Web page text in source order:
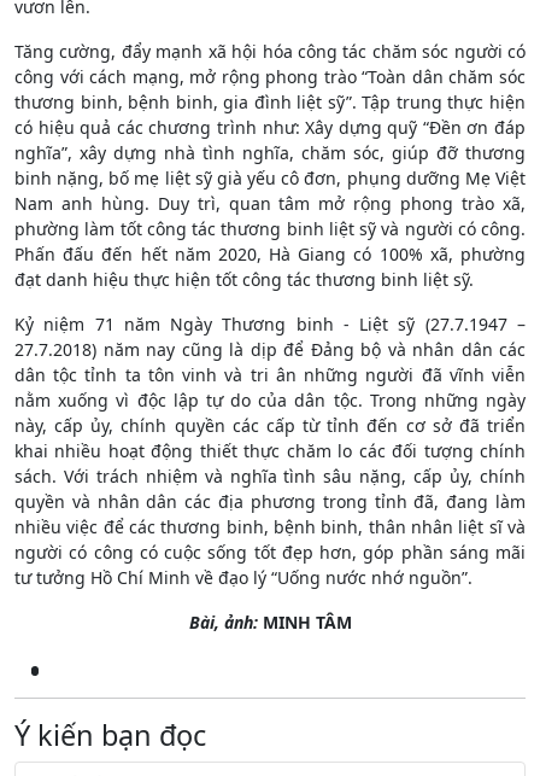
vươn lên.
Tăng cường, đẩy mạnh xã hội hóa công tác chăm sóc người có
công với cách mạng, mở rộng phong trào “Toàn dân chăm sóc
thương binh, bệnh binh, gia đình liệt sỹ”. Tập trung thực hiện
có hiệu quả các chương trình như: Xây dựng quỹ “Đền ơn đáp
nghĩa”, xây dựng nhà tình nghĩa, chăm sóc, giúp đỡ thương
binh nặng, bố mẹ liệt sỹ già yếu cô đơn, phụng dưỡng Mẹ Việt
Nam anh hùng. Duy trì, quan tâm mở rộng phong trào xã,
phường làm tốt công tác thương binh liệt sỹ và người có công.
Phấn đấu đến hết năm 2020, Hà Giang có 100% xã, phường
đạt danh hiệu thực hiện tốt công tác thương binh liệt sỹ.
Kỷ niệm 71 năm Ngày Thương binh - Liệt sỹ (27.7.1947 –
27.7.2018) năm nay cũng là dịp để Đảng bộ và nhân dân các
dân tộc tỉnh ta tôn vinh và tri ân những người đã vĩnh viễn
nằm xuống vì độc lập tự do của dân tộc. Trong những ngày
này, cấp ủy, chính quyền các cấp từ tỉnh đến cơ sở đã triển
khai nhiều hoạt động thiết thực chăm lo các đối tượng chính
sách. Với trách nhiệm và nghĩa tình sâu nặng, cấp ủy, chính
quyền và nhân dân các địa phương trong tỉnh đã, đang làm
nhiều việc để các thương binh, bệnh binh, thân nhân liệt sĩ và
người có công có cuộc sống tốt đẹp hơn, góp phần sáng mãi
tư tưởng Hồ Chí Minh về đạo lý “Uống nước nhớ nguồn”.
Bài, ảnh:MINH TÂM
Ý kiến bạn đọc